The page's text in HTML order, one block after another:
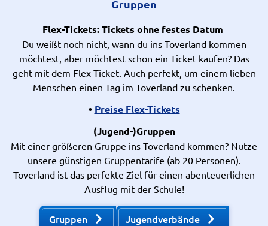
Gruppen
Flex-Tickets: Tickets ohne festes Datum
Du weißt noch nicht, wann du ins Toverland kommen
möchtest, aber möchtest schon ein Ticket kaufen? Das
geht mit dem Flex-Ticket. Auch perfekt, um einem lieben
Menschen einen Tag im Toverland zu schenken.
• Preise Flex-Tickets
(Jugend-)Gruppen
Mit einer größeren Gruppe ins Toverland kommen? Nutze
unsere günstigen Gruppentarife (ab 20 Personen).
Toverland ist das perfekte Ziel für einen abenteuerlichen
Ausflug mit der Schule!
Gruppen
Jugendverbände